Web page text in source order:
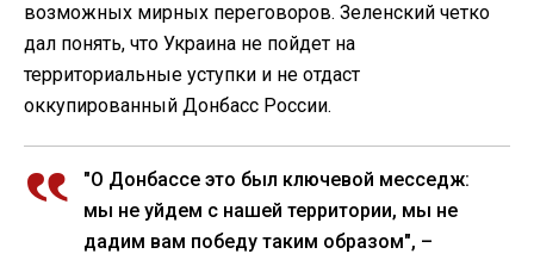
возможных мирных переговоров. Зеленский четко
дал понять, что Украина не пойдет на
территориальные уступки и не отдаст
оккупированный Донбасс России.
"О Донбассе это был ключевой месседж:
мы не уйдем с нашей территории, мы не
дадим вам победу таким образом", –